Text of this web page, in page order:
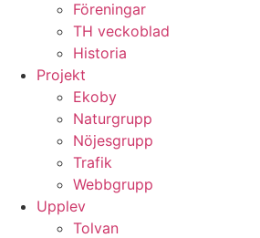
Föreningar
TH veckoblad
Historia
Projekt
Ekoby
Naturgrupp
Nöjesgrupp
Trafik
Webbgrupp
Upplev
Tolvan